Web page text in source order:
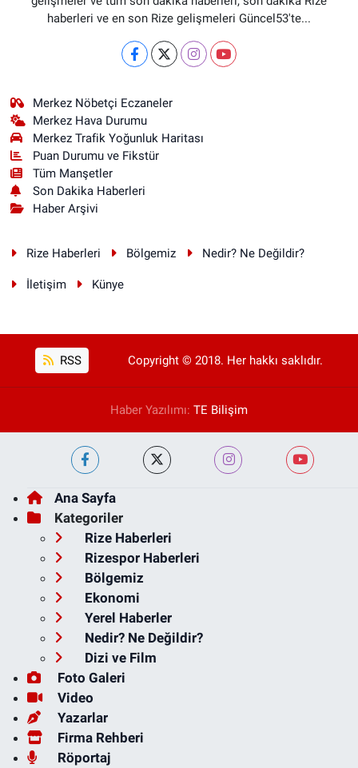
haberleri ve en son Rize gelişmeleri Güncel53'te...
Merkez Nöbetçi Eczaneler
Merkez Hava Durumu
Merkez Trafik Yoğunluk Haritası
Puan Durumu ve Fikstür
Tüm Manşetler
Son Dakika Haberleri
Haber Arşivi
Rize Haberleri Bölgemiz Nedir? Ne Değildir?
İletişim Künye
RSS Copyright © 2018. Her hakkı saklıdır.
Haber Yazılımı: TE Bilişim
Ana Sayfa
Kategoriler
Rize Haberleri
Rizespor Haberleri
Bölgemiz
Ekonomi
Yerel Haberler
Nedir? Ne Değildir?
Dizi ve Film
Foto Galeri
Video
Yazarlar
Firma Rehberi
Röportaj